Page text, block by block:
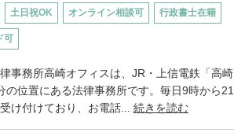
土日祝OK オンライン相談可 行政書士在籍
可
事務所高崎オフィスは、JR・上信電鉄「高崎
の位置にある法律事務所です。毎日9時から21
け付けており、お電話... 続きを読む